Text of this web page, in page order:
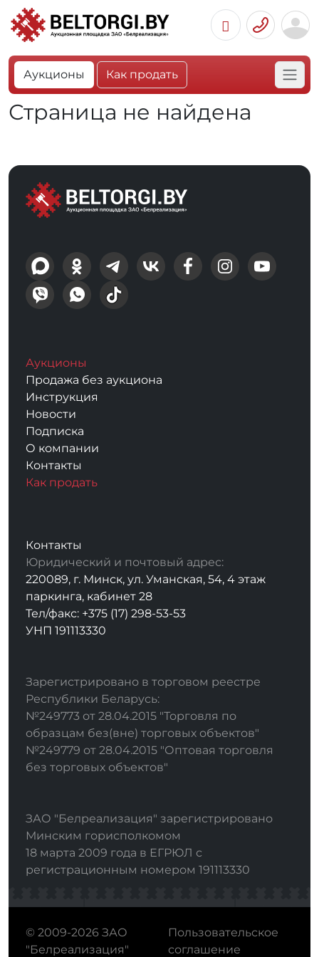
Аукционы Как продать
Страница не найдена
Аукционы
Продажа без аукциона
Инструкция
Новости
Подписка
О компании
Контакты
Как продать
Контакты
Юридический и почтовый адрес:
220089, г. Минск, ул. Уманская, 54, 4 этаж
паркинга, кабинет 28
Тел/факс: +375 (17) 298-53-53
УНП 191113330
Зарегистрировано в торговом реестре
Республики Беларусь:
№249773 от 28.04.2015 "Торговля по
образцам без(вне) торговых объектов"
№249779 от 28.04.2015 "Оптовая торговля
без торговых объектов"
ЗАО "Белреализация" зарегистрировано
Минским горисполкомом
18 марта 2009 года в ЕГРЮЛ с
регистрационным номером 191113330
© 2009-2026 ЗАО
"Белреализация"
Пользовательское
соглашение